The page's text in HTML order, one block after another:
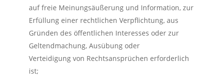
auf freie Meinungsäußerung und Information, zur
Erfüllung einer rechtlichen Verpflichtung, aus
Gründen des öffentlichen Interesses oder zur
Geltendmachung, Ausübung oder
Verteidigung von Rechtsansprüchen erforderlich
ist;